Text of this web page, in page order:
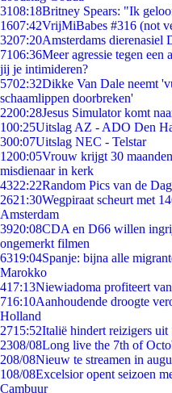
3108:18Britney Spears: "Ik
1607:42VrijMiBabes #316 (not
3207:20Amsterdams dierenasiel
7106:36Meer agressie tegen een
jij je intimideren?
5702:32Dikke Van Dale neemt
schaamlippen doorbreken'
2200:28Jesus Simulator komt
100:25Uitslag AZ - ADO Den
300:07Uitslag NEC - Telstar
1200:05Vrouw krijgt 30
misdienaar in kerk
4322:22Random Pics van de
2621:30Wegpiraat scheurt met
Amsterdam
3920:08CDA en D66 willen
ongemerkt filmen
6319:04Spanje: bijna alle
Marokko
417:13Niewiadoma profiteert
716:10Aanhoudende droogte
Holland
2715:52Italië hindert reizigers uit
2308/08Long live the 7th of
208/08Nieuw te streamen in
108/08Excelsior opent seizoen
Cambuur